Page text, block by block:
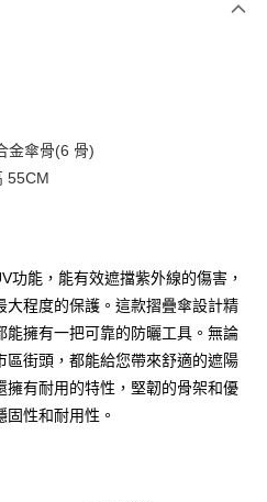
哥大用戶可立即使用無須另外申請。
訂單成立後會自動跳轉到大哥付的交易
的期數、繳款截止日，確認付款後即完
金傘骨(6 骨)
55CM
功能，能有效遮擋紫外線的傷害，
程度的保護。這款摺疊傘設計精
擁有一把可靠的防曬工具。無論
街頭，都能給您帶來舒適的遮陽
有耐用的特性，堅韌的骨架和優
性和耐用性。